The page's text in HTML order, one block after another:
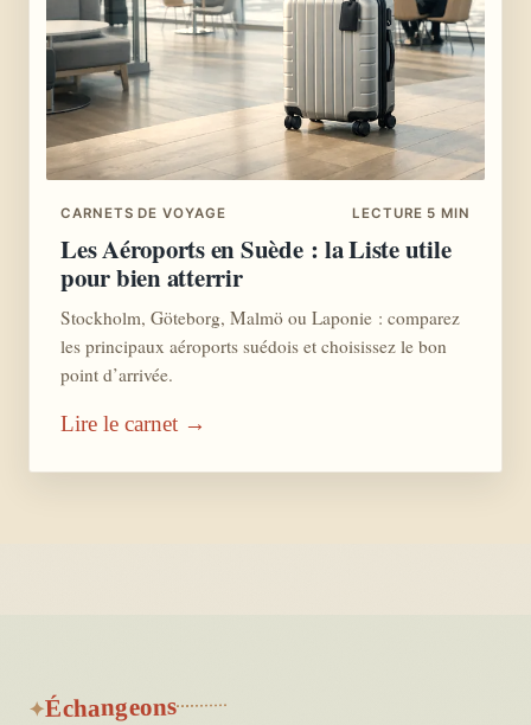
CARNETS DE VOYAGE LECTURE 5 MIN
Les Aéroports en Suède : la Liste utile
pour bien atterrir
Stockholm, Göteborg, Malmö ou Laponie : comparez
les principaux aéroports suédois et choisissez le bon
point d’arrivée.
Lire le carnet →
Échangeons